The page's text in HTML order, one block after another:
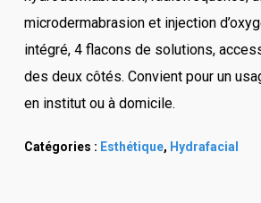
microdermabrasion et injection
intégré, 4 flacons de solutions,
des deux côtés. Convient pour un
en institut ou à domicile.
Catégories : Esthétique, Hydrafacial